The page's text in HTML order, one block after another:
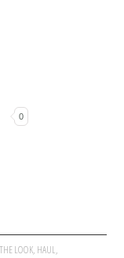
0
LOOK, HAUL,